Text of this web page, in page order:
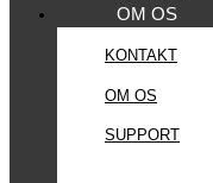
OM OS
KONTAKT
OM OS
SUPPORT